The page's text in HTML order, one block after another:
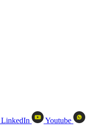
LinkedIn
Youtube